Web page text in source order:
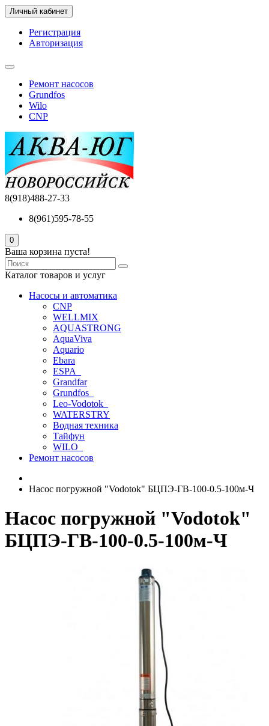
Личный кабинет
Регистрация
Авторизация
Ремонт насосов
Grundfos
Wilo
CNP
8(918)488-27-33
8(961)595-78-55
0
Ваша корзина пуста!
Каталог товаров и услуг
Насосы и автоматика
CNP
WELLMIX
AQUASTRONG
AquaViva
Aquario
Ebara
ESPA_
Grandfar
Grundfos_
Leo-Vodotok_
WATERSTRY
Водная техника
Тайфун
WILO_
Ремонт насосов
Насос погружной "Vodotok" БЦПЭ-ГВ-100-0.5-100м-Ч
Насос погружной "Vodotok"
БЦПЭ-ГВ-100-0.5-100м-Ч